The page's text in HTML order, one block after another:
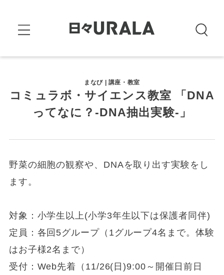
まなび | 講座・教室
コミュラボ・サイエンス教室 「DNA
ってなに？-DNA抽出実験-」
野菜の細胞の観察や、DNAを取り出す実験をし
ます。
対象：小学生以上(小学3年生以下は保護者同伴)
定員：各回5グループ（1グループ4名まで。体験
はお子様2名まで）
受付：Web先着（11/26(日)9:00～開催日前日